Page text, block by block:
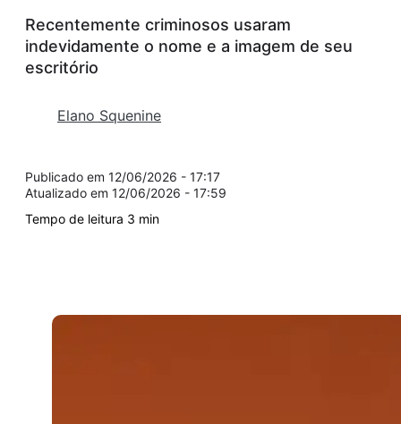
Recentemente criminosos usaram
indevidamente o nome e a imagem de seu
escritório
Elano Squenine
12/06/2026 - 17:17
12/06/2026 - 17:59